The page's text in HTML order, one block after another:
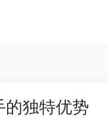
的独特优势